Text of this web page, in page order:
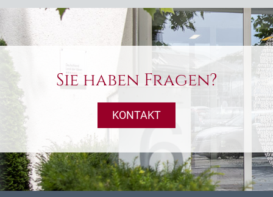
Sie haben Fragen?
KONTAKT